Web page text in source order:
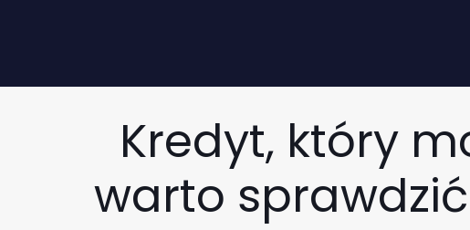
Kredyt, który
warto